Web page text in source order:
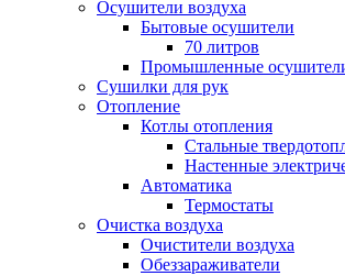
Осушители воздуха
Бытовые осушители
70 литров
Промышленные
Сушилки для рук
Отопление
Котлы отопления
Стальные
Настенные
Автоматика
Термостаты
Очистка воздуха
Очистители воздуха
Обеззараживатели